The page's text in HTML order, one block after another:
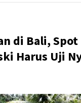
di Bali,
Harus Uji